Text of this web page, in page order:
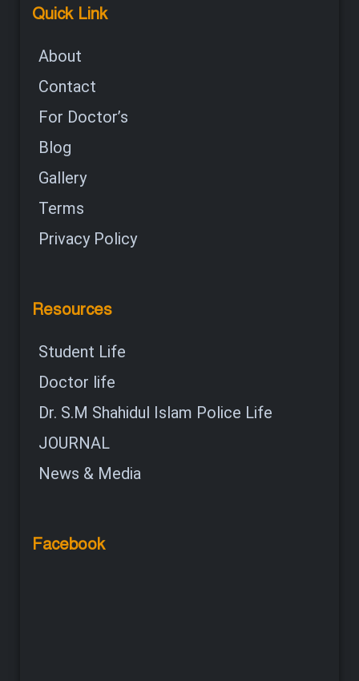
Quick Link
About
Contact
For Doctor’s
Blog
Gallery
Terms
Privacy Policy
Resources
Student Life
Doctor life
Dr. S.M Shahidul Islam Police Life
JOURNAL
News & Media
Facebook